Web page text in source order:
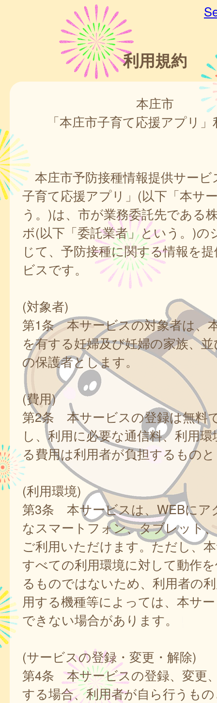
利用規約
本庄市
「本庄市子育て応援アプリ
本庄市予防接種情報提供サービ
子育て応援アプリ」(以下「本サ
う。)は、市が業務委託先である
ボ(以下「委託業者」という。)の
じて、予防接種に関する情報を
ビスです。
(対象者)
第1条 本サービスの対象者は、
を有する妊婦及び妊婦の家族、
の保護者とします。
(費用)
第2条 本サービスの登録は無料
し、利用に必要な通信料、利用
る費用は利用者が負担するもの
(利用環境)
第3条 本サービスは、WEBにア
なスマートフォン、タブレット
ご利用いただけます。ただし、
すべての利用環境に対して動作
るものではないため、利用者の
用する機種等によっては、本サ
できない場合があります。
(サービスの登録・変更・解除)
第4条 本サービスの登録、変更
する場合、利用者が自ら行うも